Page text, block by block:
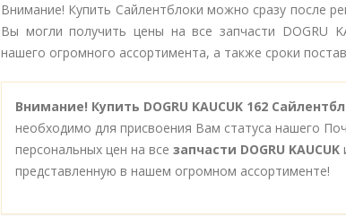
Внимание! Купить Сайлентблоки можно сразу после
Вы могли получить цены на все запчасти DOGRU
нашего огромного ассортимента, а также сроки
Внимание! Купить DOGRU KAUCUK 162
необходимо для присвоения Вам статуса нашего
персональных цен на все запчасти DOGRU KAUCUK
представленную в нашем огромном ассортименте!